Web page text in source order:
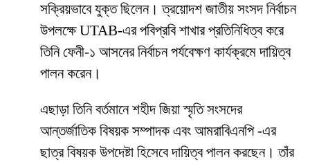
সক্রিয়ভাবে যুক্ত ছিলেন। ত্রয়োদশ জাতীয় সংসদ নির্বাচন
উপলক্ষে UTAB-এর পবিপ্রবি শাখার প্রতিনিধিত্ব করে
তিনি ফেনী-১ আসনের নির্বাচন পর্যবেক্ষণ কার্যক্রমে দায়িত্ব
পালন করেন।
এছাড়া তিনি বর্তমানে শহীদ জিয়া স্মৃতি সংসদের
আন্তর্জাতিক বিষয়ক সম্পাদক এবং আমরাবিএনপি -এর
ছাত্র বিষয়ক উপদেষ্টা হিসেবে দায়িত্ব পালন করছেন। তাঁর